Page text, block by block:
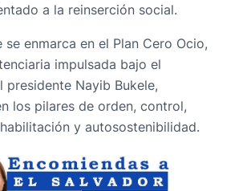
a la reinserción social.
se enmarca en el Plan Cero Ocio,
impulsada bajo el
presidente Nayib Bukele,
los pilares de orden, control,
y autosostenibilidad.